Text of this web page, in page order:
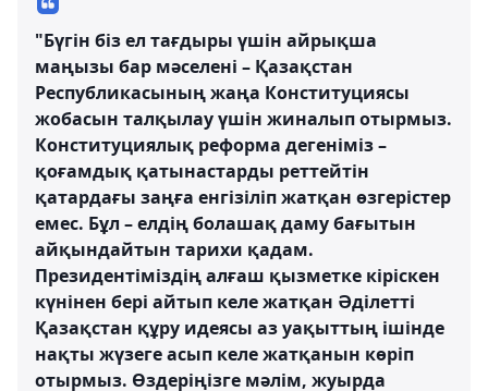
"Бүгін біз ел тағдыры үшін айрықша
маңызы бар мәселені – Қазақстан
Республикасының жаңа Конституциясы
жобасын талқылау үшін жиналып отырмыз.
Конституциялық реформа дегеніміз –
қоғамдық қатынастарды реттейтін
қатардағы заңға енгізіліп жатқан өзгерістер
емес. Бұл – елдің болашақ даму бағытын
айқындайтын тарихи қадам.
Президентіміздің алғаш қызметке кіріскен
күнінен бері айтып келе жатқан Әділетті
Қазақстан құру идеясы аз уақыттың ішінде
нақты жүзеге асып келе жатқанын көріп
отырмыз. Өздеріңізге мәлім, жуырда